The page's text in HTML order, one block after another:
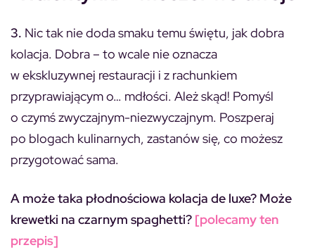
3. Nic tak nie doda smaku temu świętu, jak dobra
kolacja. Dobra – to wcale nie oznacza
w ekskluzywnej restauracji i z rachunkiem
przyprawiającym o… mdłości. Ależ skąd! Pomyśl
o czymś zwyczajnym-niezwyczajnym. Poszperaj
po blogach kulinarnych, zastanów się, co możesz
przygotować sama.
A może taka płodnościowa kolacja de luxe? Może
krewetki na czarnym spaghetti? [polecamy ten
przepis]